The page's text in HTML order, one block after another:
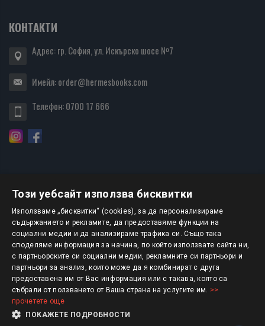
КОНТАКТИ
Адрес: гр. София, ул. Искърско шосе №7
Имейл:order@hermesbooks.com
Телефон:0700 17 666
БЮЛЕТИН
АБОНИРАНЕ
Авторско право © 2025 HERMESBOOKS.BG
1 EUR = 1.95583 BGN
Този уебсайт използва бисквитки
Използваме „бисквитки“ (cookies), за да персонализираме
съдържанието и рекламите, да предоставяме функции на
социални медии и да анализираме трафика си. Също така
споделяме информация за начина, по който използвате сайта ни,
с партньорските си социални медии, рекламните си партньори и
партньори за анализ, които може да я комбинират с друга
предоставена им от Вас информация или с такава, която са
събрали от ползването от Ваша страна на услугите им. >>
прочетете още
ПОКАЖЕТЕ ПОДРОБНОСТИ